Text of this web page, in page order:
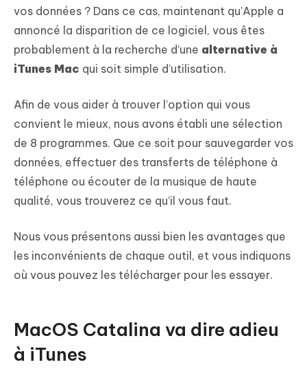
iAnyGo
vos données ? Dans ce cas, maintenant qu’Apple a
annoncé la disparition de ce logiciel, vous êtes
probablement à la recherche d’une alternative à
iTunes Mac qui soit simple d’utilisation.
Afin de vous aider à trouver l’option qui vous
convient le mieux, nous avons établi une sélection
de 8 programmes. Que ce soit pour sauvegarder vos
données, effectuer des transferts de téléphone à
téléphone ou écouter de la musique de haute
qualité, vous trouverez ce qu’il vous faut.
Nous vous présentons aussi bien les avantages que
les inconvénients de chaque outil, et vous indiquons
où vous pouvez les télécharger pour les essayer.
MacOS Catalina va dire adieu
à iTunes